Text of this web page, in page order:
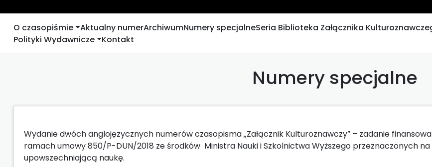
O czasopiśmie Aktualny numerArchiwumNumery specjalneSeria Biblioteka Załącznika
Polityki Wydawnicze Kontakt
Numery specjalne
Wydanie dwóch anglojęzycznych numerów czasopisma „Załącznik Kulturoznawczy” – zadanie
ramach umowy 850/P-DUN/2018 ze środków Ministra Nauki i Szkolnictwa Wyższego przeznaczonych na
upowszechniającą naukę.